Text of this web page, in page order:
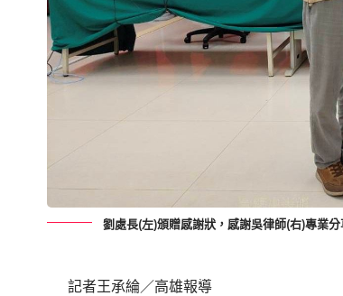
劉處長(左)頒贈感謝狀，感謝吳律師(右)專業
記者王承綸／高雄報導